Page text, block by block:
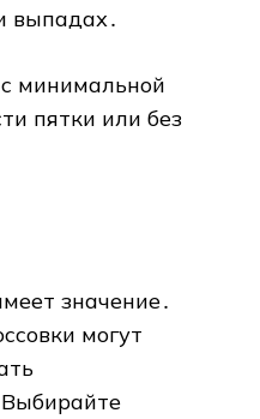
выпадах․
минимальной
пятки или без
значение․
могут
Выбирайте